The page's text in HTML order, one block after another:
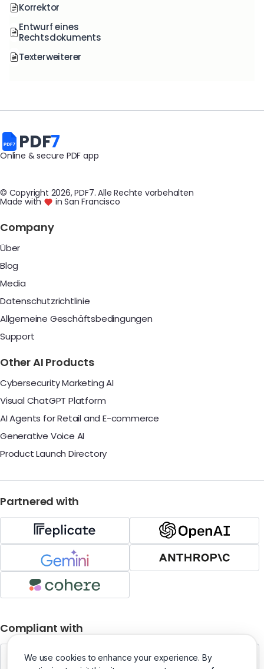
We use cookies to enhance your experience. By
Korrektor
Entwurf eines
Rechtsdokuments
Texterweiterer
PDF7
Online & secure PDF app
© Copyright 2026, PDF7.Alle Rechte vorbehalten
Made with in San Francisco
Company
Über
Blog
Media
Datenschutzrichtlinie
Allgemeine Geschäftsbedingungen
Support
Other AI Products
Cybersecurity Marketing AI
Visual ChatGPT Platform
AI Agents for Retail and E-commerce
Generative Voice AI
Product Launch Directory
Partnered with
Compliant with